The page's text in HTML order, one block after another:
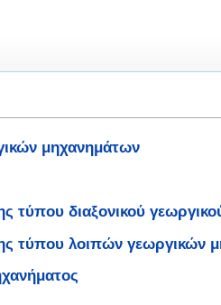
μηχανημάτων
τύπου διαξονικού
τύπου λοιπών γεωργικών